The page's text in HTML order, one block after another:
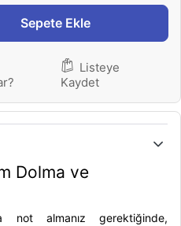
Sepete Ekle
Listeye
Kaydet
Dolma ve
not almanız gerektiğinde,